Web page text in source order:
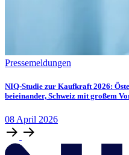
Pressemeldungen
NIQ-Studie zur Kaufkraft 2026:
beieinander, Schweiz mit großem
08 April 2026